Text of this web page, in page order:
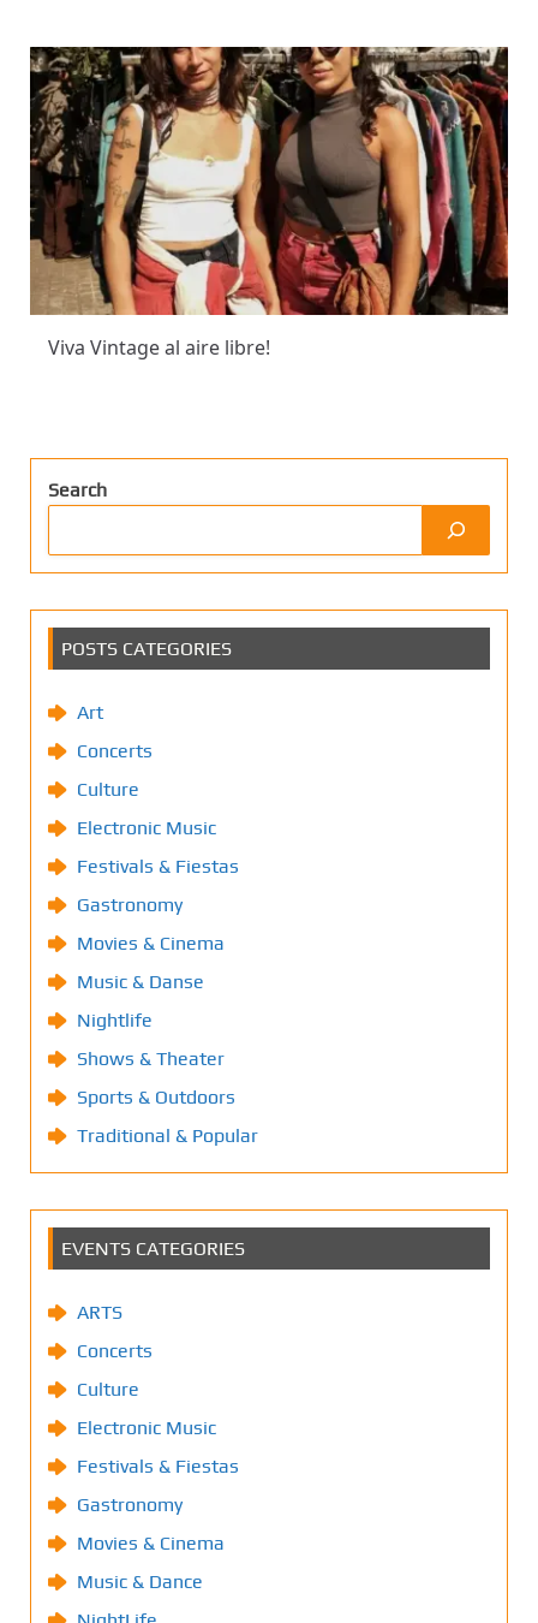
Viva Vintage al aire libre!
Search
POSTS CATEGORIES
Art
Concerts
Culture
Electronic Music
Festivals & Fiestas
Gastronomy
Movies & Cinema
Music & Danse
Nightlife
Shows & Theater
Sports & Outdoors
Traditional & Popular
EVENTS CATEGORIES
ARTS
Concerts
Culture
Electronic Music
Festivals & Fiestas
Gastronomy
Movies & Cinema
Music & Dance